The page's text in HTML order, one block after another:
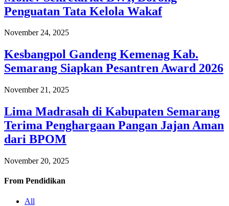
Penguatan Tata Kelola Wakaf
November 24, 2025
Kesbangpol Gandeng Kemenag Kab.
Semarang Siapkan Pesantren Award 2026
November 21, 2025
Lima Madrasah di Kabupaten Semarang
Terima Penghargaan Pangan Jajan Aman
dari BPOM
November 20, 2025
From Pendidikan
All